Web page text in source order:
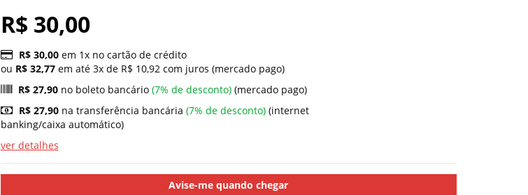
R$ 30,00
R$ 30,00em 1x no cartão de crédito
ou R$ 32,77em até 3x de R$ 10,92 com juros (mercado pago)
R$ 27,90no boleto bancário (7% de desconto)(mercado pago)
R$ 27,90na transferência bancária (7% de desconto)(internet
banking/caixa automático)
ver detalhes
Avise-me quando chegar